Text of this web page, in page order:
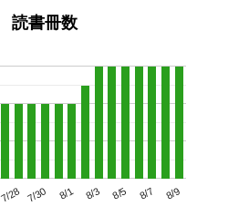
読書冊数
7/28 7/30 8/1 8/3 8/5 8/7 8/9